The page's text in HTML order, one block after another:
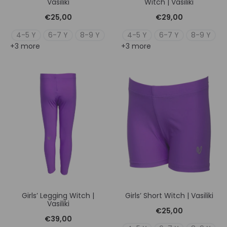
Vasiliki
€25,00
4-5 Y
6-7 Y
8-9 Y
+3 more
Witch | Vasiliki
€29,00
4-5 Y
6-7 Y
8-9 Y
+3 more
Girls’ Legging Witch |
Vasiliki
€39,00
Girls’ Short Witch | Vasiliki
€25,00